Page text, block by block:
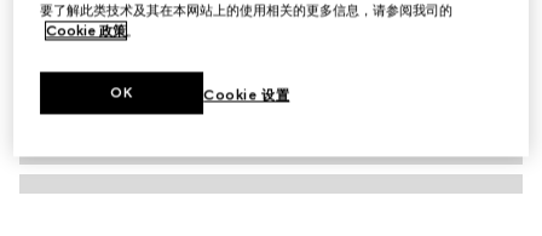
要了解此类技术及其在本网站上的使用相关的更多信息，请参阅我司的
Cookie 政策。
Cookie 设置
OK